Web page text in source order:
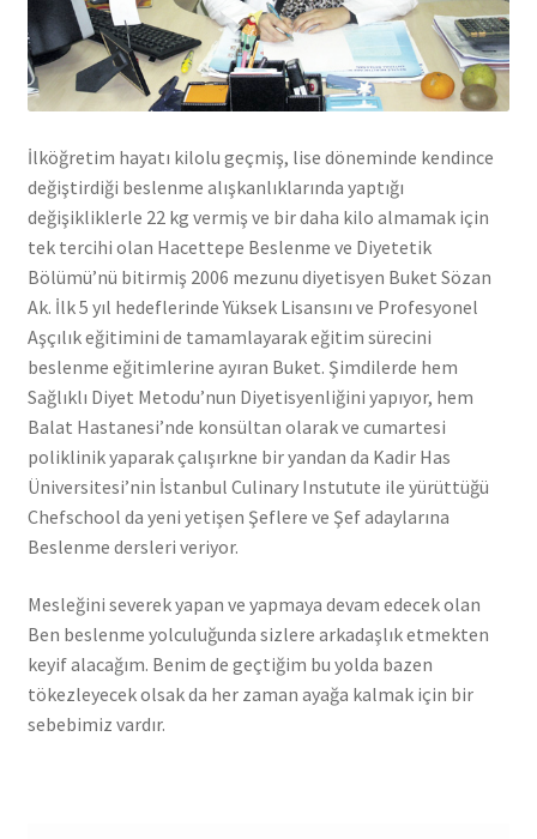
İlköğretim hayatı kilolu geçmiş, lise döneminde kendince
değiştirdiği beslenme alışkanlıklarında yaptığı
değişikliklerle 22 kg vermiş ve bir daha kilo almamak için
tek tercihi olan Hacettepe Beslenme ve Diyetetik
Bölümü’nü bitirmiş 2006 mezunu diyetisyen Buket Sözan
Ak. İlk 5 yıl hedeflerinde Yüksek Lisansını ve Profesyonel
Aşçılık eğitimini de tamamlayarak eğitim sürecini
beslenme eğitimlerine ayıran Buket. Şimdilerde hem
Sağlıklı Diyet Metodu’nun Diyetisyenliğini yapıyor, hem
Balat Hastanesi’nde konsültan olarak ve cumartesi
poliklinik yaparak çalışırkne bir yandan da Kadir Has
Üniversitesi’nin İstanbul Culinary Instutute ile yürüttüğü
Chefschool da yeni yetişen Şeflere ve Şef adaylarına
Beslenme dersleri veriyor.
Mesleğini severek yapan ve yapmaya devam edecek olan
Ben beslenme yolculuğunda sizlere arkadaşlık etmekten
keyif alacağım. Benim de geçtiğim bu yolda bazen
tökezleyecek olsak da her zaman ayağa kalmak için bir
sebebimiz vardır.